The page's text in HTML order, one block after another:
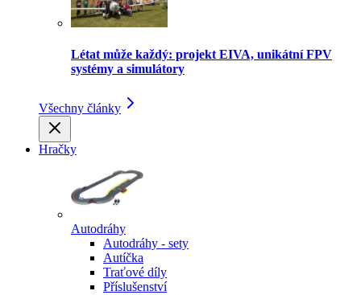
Létat může každý: projekt EIVA, unikátní FPV
systémy a simulátory
Všechny články
Hračky
Autodráhy
Autodráhy - sety
Autíčka
Traťové díly
Příslušenství